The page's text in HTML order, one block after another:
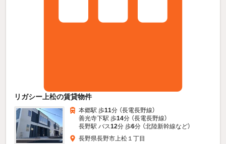
リガシー上松の賃貸物件
本郷駅 歩11分 （長電長野線）
善光寺下駅 歩14分 （長電長野線）
長野駅 バス12分 歩6分 （北陸新幹線など）
長野県長野市上松１丁目